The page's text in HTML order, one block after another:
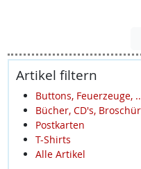
Artikel filtern
Buttons, Feuerzeuge,
Bücher, CD's,
Postkarten
T-Shirts
Alle Artikel